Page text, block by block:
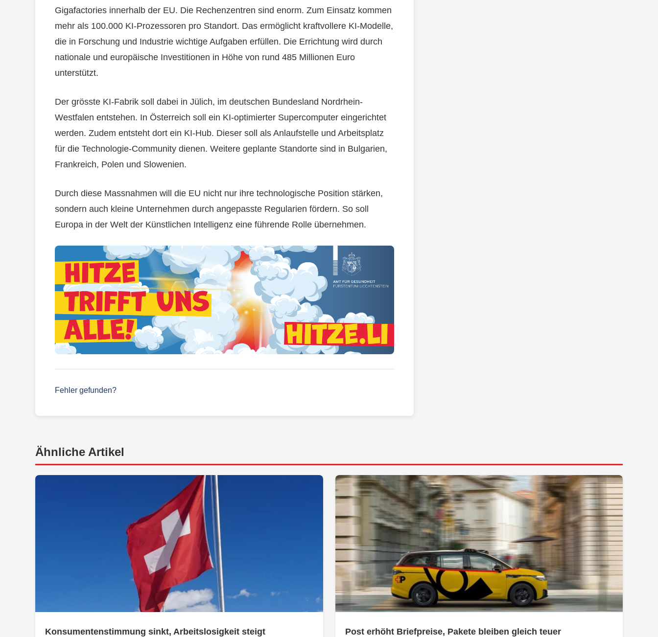
Gigafactories innerhalb der EU. Die Rechenzentren sind enorm. Zum Einsatz kommen
mehr als 100.000 KI-Prozessoren pro Standort. Das ermöglicht kraftvollere KI-Modelle,
die in Forschung und Industrie wichtige Aufgaben erfüllen. Die Errichtung wird durch
nationale und europäische Investitionen in Höhe von rund 485 Millionen Euro
unterstützt.
Der grösste KI-Fabrik soll dabei in Jülich, im deutschen Bundesland Nordrhein-
Westfalen entstehen. In Österreich soll ein KI-optimierter Supercomputer eingerichtet
werden. Zudem entsteht dort ein KI-Hub. Dieser soll als Anlaufstelle und Arbeitsplatz
für die Technologie-Community dienen. Weitere geplante Standorte sind in Bulgarien,
Frankreich, Polen und Slowenien.
Durch diese Massnahmen will die EU nicht nur ihre technologische Position stärken,
sondern auch kleine Unternehmen durch angepasste Regularien fördern. So soll
Europa in der Welt der Künstlichen Intelligenz eine führende Rolle übernehmen.
Fehler gefunden?
Ähnliche Artikel
Konsumentenstimmung sinkt, Arbeitslosigkeit steigt Post erhöht Briefpreise, Pakete bleiben gleich teuer